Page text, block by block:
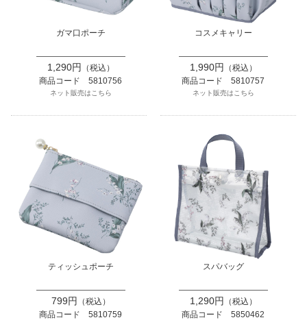
ガマ口ポーチ
1,290円
（税込）
商品コード 5810756
ネット販売はこちら
コスメキャリー
1,990円
（税込）
商品コード 5810757
ネット販売はこちら
ティッシュポーチ
799円
（税込）
商品コード 5810759
スパバッグ
1,290円
（税込）
商品コード 5850462